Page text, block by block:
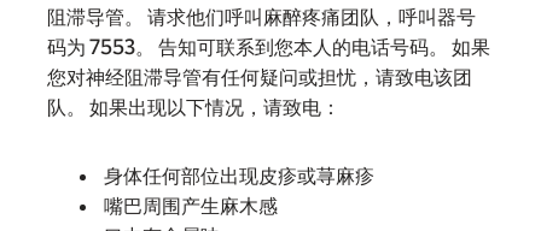
阻滞导管。 请求他们呼叫麻醉疼痛团队，呼叫器号
码为 7553。 告知可联系到您本人的电话号码。 如果
您对神经阻滞导管有任何疑问或担忧，请致电该团
队。 如果出现以下情况，请致电：
身体任何部位出现皮疹或荨麻疹
嘴巴周围产生麻木感